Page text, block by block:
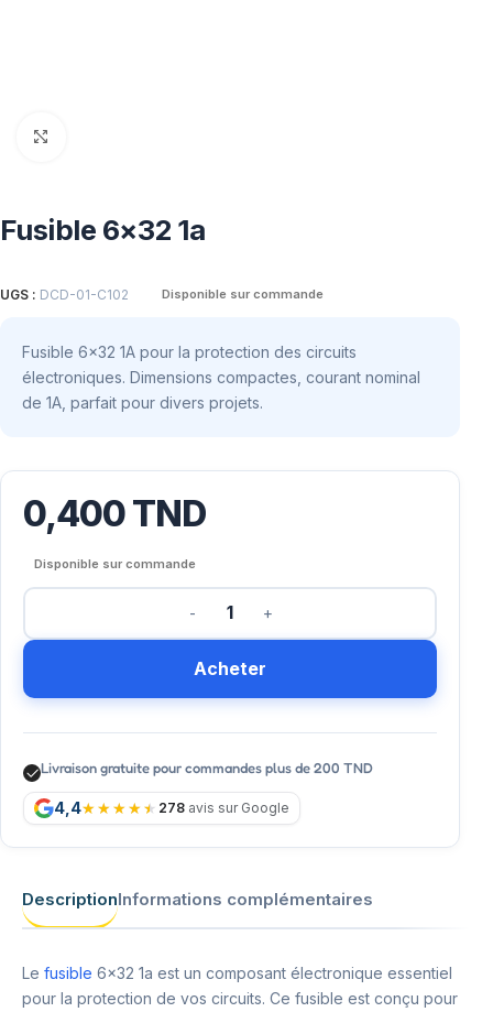
Fusible 6×32 1a
UGS : DCD-01-C102 Disponible sur commande
Fusible 6×32 1A pour la protection des circuits
électroniques. Dimensions compactes, courant nominal
de 1A, parfait pour divers projets.
0,400TND
Disponible sur commande
Acheter
Livraison gratuite pour commandes plus de 200 TND
4,4 278 avis sur Google
DescriptionInformations complémentaires
Le fusible 6×32 1a est un composant électronique essentiel
pour la protection de vos circuits. Ce fusible est conçu pour